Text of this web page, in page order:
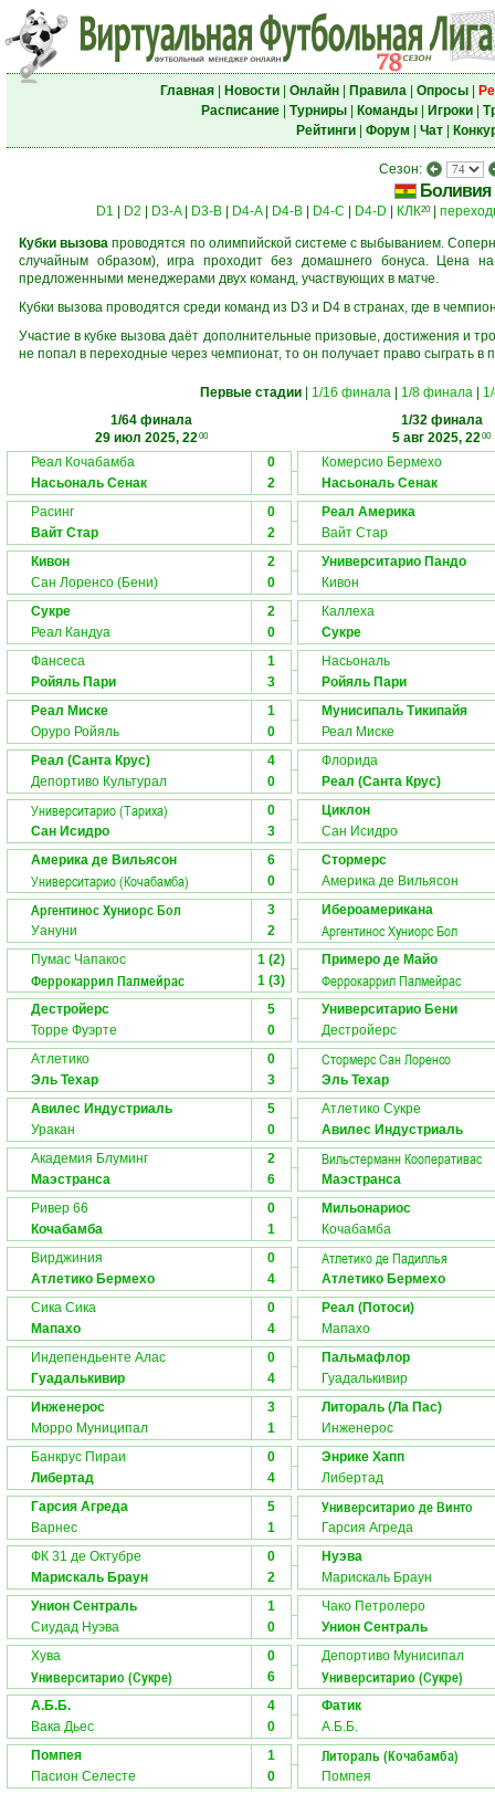
Главная| Новости| Онлайн| Правила| Опросы|
Расписание| Турниры| Команды| Игроки|
Рейтинги| Форум Чат|
Сезон:
Боливия
D1 D2 D3-A| D3-B| D4-A| D4-B| D4-C D4-D КЛК20|
Кубки вызова проводятся по олимпийской системе с выбыванием.
случайным образом), игра проходит без домашнего бонуса. Цена
предложенными менеджерами двух команд, участвующих в матче.
Кубки вызова проводятся среди команд из D3 и D4 в странах, где в
Участие в кубке вызова даёт дополнительные призовые, достижения и
не попал в переходные через чемпионат, то он получает право сыграть
Первые стадии| 1/16 финала| 1/8 финала|
1/64 финала
29 июл 2025, 2200
1/32 финала
5 авг 2025, 2200
Реал Кочабамба
0
Насьональ Сенак
2
Комерсио Бермехо
Насьональ Сенак
Расинг
0
Вайт Стар
2
Реал Америка
Вайт Стар
Кивон
2
Сан Лоренсо (Бени)
0
Университарио Пандо
Кивон
Сукре
2
Реал Кандуа
0
Каллеха
Сукре
Фансеса
1
Ройяль Пари
3
Насьональ
Ройяль Пари
Реал Миске
1
Оруро Ройяль
0
Мунисипаль Тикипайя
Реал Миске
Реал (Санта Крус)
4
Депортиво Культурал
0
Флорида
Реал (Санта Крус)
Университарио (Тариха)
0
Сан Исидро
3
Циклон
Сан Исидро
Америка де Вильясон
6
Университарио (Кочабамба) 0
Стормерс
Америка де Вильясон
Аргентинос Хуниорс Бол
3
Уануни
2
Ибероамерикана
Аргентинос Хуниорс Бол
Пумас Чапакос 1 (2)
Феррокаррил Палмейрас 1 (3)
Примеро де Майо
Феррокаррил Палмейрас
Дестройерс
5
Торре Фуэрте
0
Университарио Бени
Дестройерс
Атлетико
0
Эль Техар
3
Стормерс Сан Лоренсо
Эль Техар
Авилес Индустриаль
5
Уракан
0
Атлетико Сукре
Авилес Индустриаль
Академия Блуминг
2
Маэстранcа
6
Вильстерманн Кооперативас
Маэстранcа
Ривер 66
0
Кочабамба
1
Мильонариос
Кочабамба
Вирджиния
0
Атлетико Бермехо
4
Атлетико де Падиллья
Атлетико Бермехо
Сика Сика
0
Мапахо
4
Реал (Потоси)
Мапахо
Индепендьенте Алас
0
Гуадалькивир
4
Пальмафлор
Гуадалькивир
Инженерос
3
Морро Муниципал
1
Литораль (Ла Пас)
Инженерос
Банкрус Пираи
0
Либертад
4
Энрике Хапп
Либертад
Гарсия Агреда
5
Варнес
1
Университарио де Винто
Гарсия Агреда
ФК 31 де Октубре
0
Марискаль Браун
2
Нуэва
Марискаль Браун
Унион Сентраль
1
Сиудад Нуэва
0
Чако Петролеро
Унион Сентраль
Хува
0
Университарио (Сукре) 6
Депортиво Мунисипал
Университарио (Сукре)
А.Б.Б.
4
Вака Дьес
0
Фатик
А.Б.Б.
Помпея
1
Пасион Селесте
0
Литораль (Кочабамба)
Помпея